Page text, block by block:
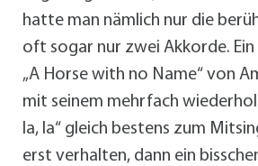
hatte man nämlich nur die
oft sogar nur zwei Akkorde. Ein
„A Horse with no Name“ von
mit seinem mehrfach
la, la“ gleich bestens zum
erst verhalten, dann ein